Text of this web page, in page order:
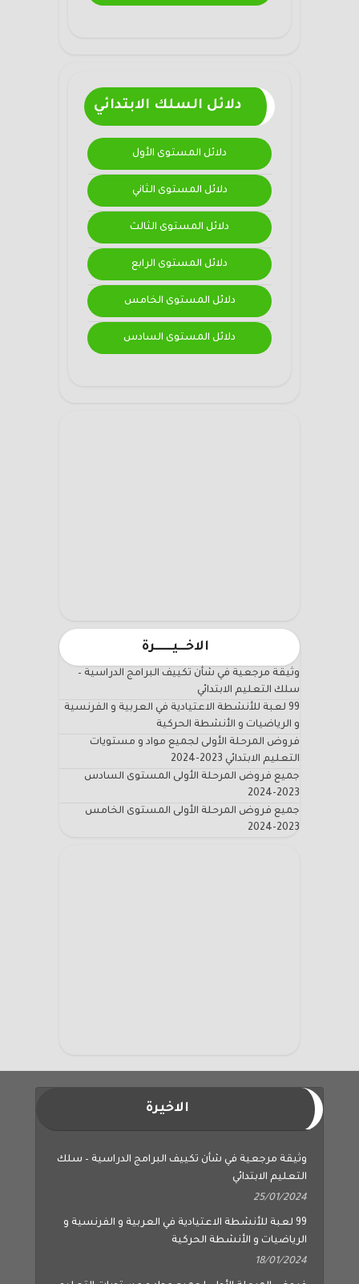
دلائل السلك الابتدائي
دلائل المستوى الأول
دلائل المستوى الثاني
دلائل المستوى الثالث
دلائل المستوى الرابع
دلائل المستوى الخامس
دلائل المستوى السادس
الاخـــيـــــــرة
وثيقة مرجعية في شأن تكييف البرامج الدراسية –
سلك التعليم الابتدائي
99 لعبة للأنشطة الاعتيادية في العربية و الفرنسية
و الرياضيات و الأنشطة الحركية
فروض المرحلة الأولى لجميع مواد و مستويات
التعليم الابتدائي 2023-2024
جميع فروض المرحلة الأولى المستوى السادس
2023-2024
جميع فروض المرحلة الأولى المستوى الخامس
2023-2024
الاخيرة
وثيقة مرجعية في شأن تكييف البرامج الدراسية – سلك
التعليم الابتدائي
25/01/2024
99 لعبة للأنشطة الاعتيادية في العربية و الفرنسية و
الرياضيات و الأنشطة الحركية
18/01/2024